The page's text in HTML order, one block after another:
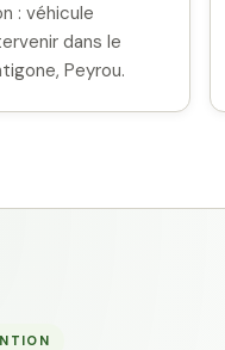
: véhicule
dans le
Peyrou.